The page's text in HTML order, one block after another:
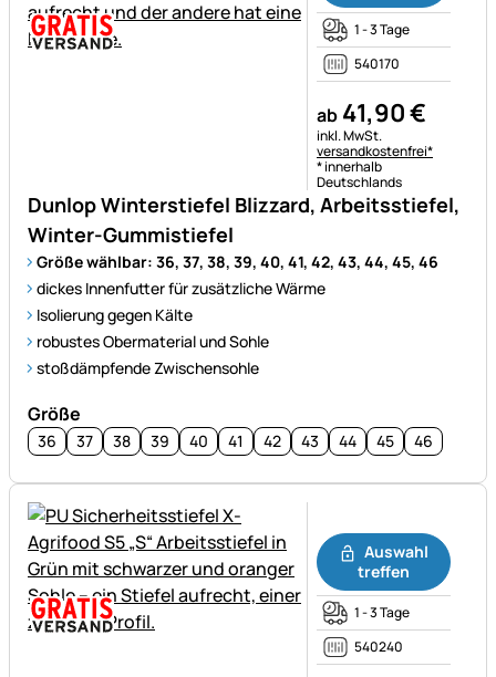
Dunlop Winterstiefel Blizzard, Arbeitsstiefel,
Winter-Gummistiefel
Größe wählbar: 36, 37, 38, 39, 40, 41, 42, 43, 44, 45, 46
dickes Innenfutter für zusätzliche Wärme
Isolierung gegen Kälte
robustes Obermaterial und Sohle
stoßdämpfende Zwischensohle
Größe
36 37 38 39 40 41 42 43 44 45 46
1 - 3 Tage
540170
ab 41,90€
Steuerhinweis:
inkl. MwSt.
versandkostenfrei*
* innerhalb
Deutschlands
Auswahl
treffen
1 - 3 Tage
540240